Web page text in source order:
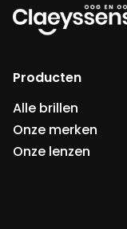
Producten
Alle brillen
Onze merken
Onze lenzen